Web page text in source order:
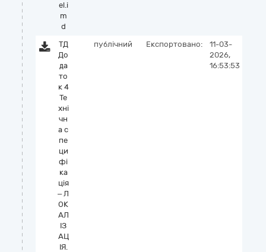
el.i
m
d
ТД
До
да
то
к 4
Те
хні
чн
а с
пе
ци
фі
ка
ція
– Л
ОК
АЛ
ІЗ
АЦ
ІЯ.
публічний Експортовано:
11-03-
2026,
16:53:53